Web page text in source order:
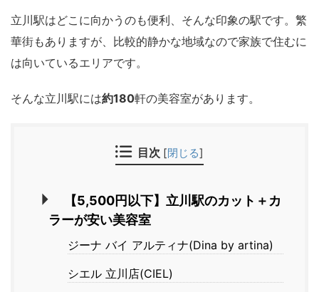
立川駅はどこに向かうのも便利、そんな印象の駅です。繁
華街もありますが、比較的静かな地域なので家族で住むに
は向いているエリアです。
そんな立川駅には約180軒の美容室があります。
目次 [閉じる]
【5,500円以下】立川駅のカット＋カ
ラーが安い美容室
ジーナ バイ アルティナ(Dina by artina)
シエル 立川店(CIEL)